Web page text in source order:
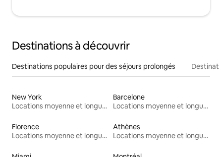
Destinations à découvrir
Destinations populaires pour des séjours prolongés
New York
Locations moyenne et longue durée
Barcelone
Locations moyenne et longue durée
Florence
Locations moyenne et longue durée
Athènes
Locations moyenne et longue durée